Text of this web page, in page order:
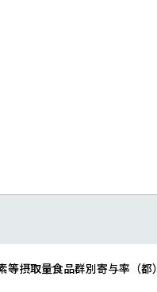
摂取量食品群別寄与率（都）